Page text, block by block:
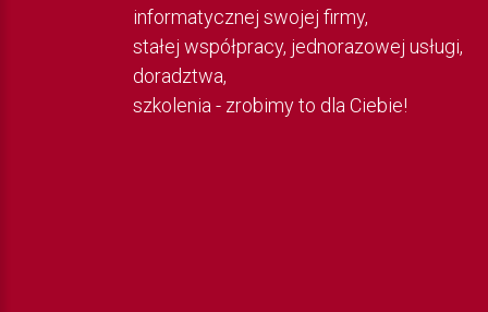
informatycznej swojej firmy,
stałej współpracy, jednorazowej usługi,
doradztwa,
szkolenia - zrobimy to dla Ciebie!